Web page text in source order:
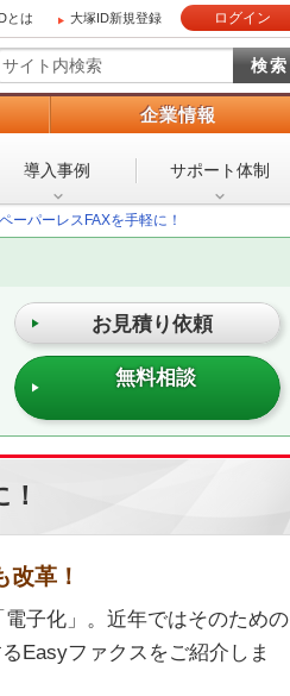
とは 大塚ID新規登録 ログイン
企業情報
導入事例 サポート体制
ーパーレスFAXを手軽に！
お見積り依頼
無料相談
革！
子化」。近年ではそのための
Easyファクスをご紹介しま